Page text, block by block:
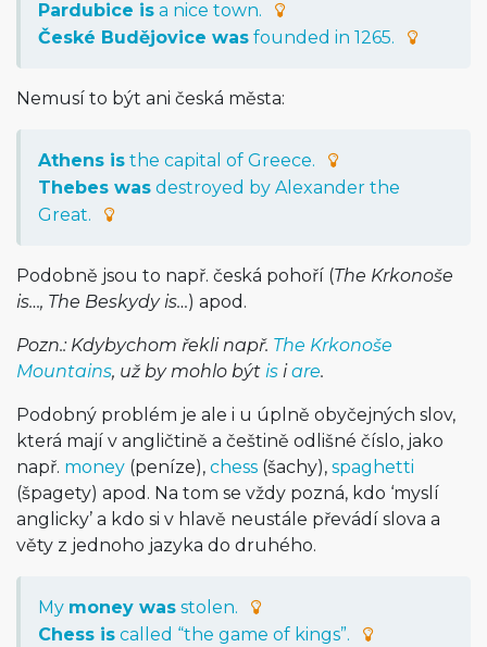
Pardubice is a nice town.
České Budějovice was founded in 1265.
Nemusí to být ani česká města:
Athens is the capital of Greece.
Thebes was destroyed by Alexander the
Great.
Podobně jsou to např. česká pohoří (The Krkonoše
is…, The Beskydy is…) apod.
Pozn.: Kdybychom řekli např. The Krkonoše
Mountains, už by mohlo být is iare.
Podobný problém je ale i u úplně obyčejných slov,
která mají v angličtině a češtině odlišné číslo, jako
např. money (peníze), chess (šachy), spaghetti
(špagety) apod. Na tom se vždy pozná, kdo ‘myslí
anglicky’ a kdo si v hlavě neustále převádí slova a
věty z jednoho jazyka do druhého.
My money was stolen.
Chess is called “the game of kings”.